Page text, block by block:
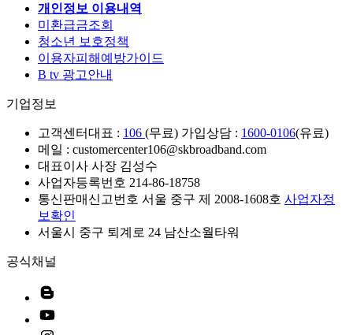
개인정보 이용내역
미환급금조회
청소년 보호정책
이용자피해예방가이드
B tv 광고안내
기업정보
고객센터대표 : 106 (무료) 가입상담 : 1600-0106(유료)
메일 : customercenter106@skbroadband.com
대표이사 사장 김성수
사업자등록번호 214-86-18758
통신판매신고번호 서울 중구 제 2008-1608호 사업자정
보확인
서울시 중구 퇴계로 24 남산소월타워
공식채널